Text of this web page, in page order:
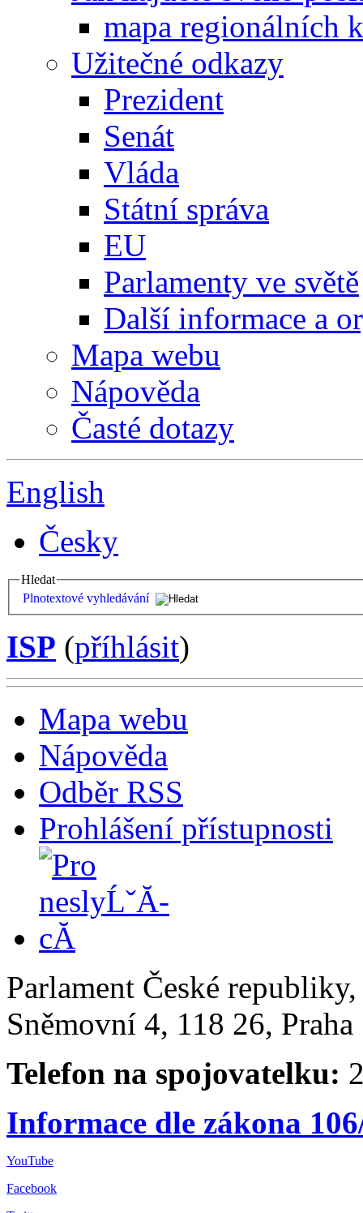
mapa regionálních
Užitečné odkazy
Prezident
Senát
Vláda
Státní správa
EU
Parlamenty ve světě
Další informace a
Mapa webu
Nápověda
Časté dotazy
English
Česky
Hledat
Plnotextové vyhledávání
ISP (příhlásit)
Mapa webu
Nápověda
Odběr RSS
Prohlášení přístupnosti
Parlament České
Sněmovní 4, 118 26,
Telefon na spojovatelku:
Informace dle zákona
YouTube
Facebook